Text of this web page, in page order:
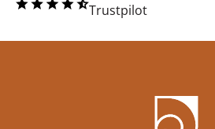
Trustpilot